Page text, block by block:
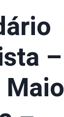
–